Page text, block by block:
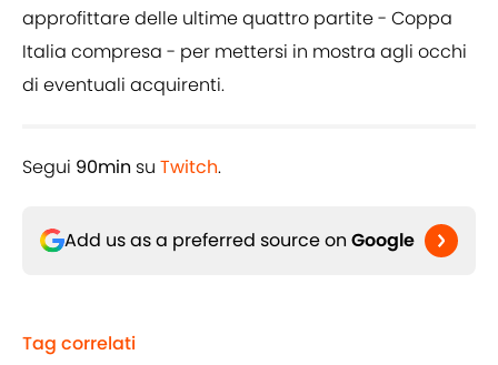
approfittare delle ultime quattro partite - Coppa
Italia compresa - per mettersi in mostra agli occhi
di eventuali acquirenti.
Segui 90min su Twitch.
Add us as a preferred source on Google
Tag correlati